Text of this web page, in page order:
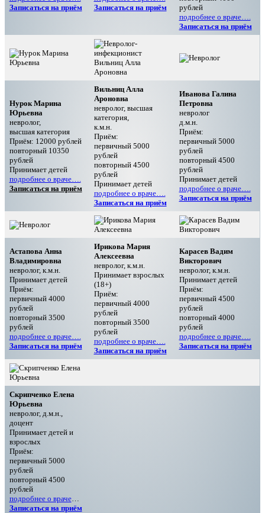
Записаться на приём
Записаться на приём
рублей
подробнее о враче….
Записаться на приём
Нурок Марина
Юрьевна
невролог,
высшая категория
Приём: 12000 рублей
повторный 10350
рублей
Принимает детей
подробнее о враче….
Записаться на приём
Вильниц Алла
Ароновна
невролог, высшая
категория,
к.м.н.
Приём:
первичный 5000
рублей
повторный 4500
рублей
Принимает детей
подробнее о враче….
Записаться на приём
Иванова Галина
Петровна
невролог
д.м.н.
Приём:
первичный 5000
рублей
повторный 4500
рублей
Принимает детей
подробнее о враче….
Записаться на приём
Астапова Анна
Владимировна
невролог, к.м.н.
Принимает детей
Приём:
первичный 4000
рублей
повторный 3500
рублей
подробнее о враче….
Записаться на приём
Ирикова Мария
Алексеевна
невролог, к.м.н.
Принимает взрослых
(18+)
Приём:
первичный 4000
рублей
повторный 3500
рублей
подробнее о враче….
Записаться на приём
Карасев Вадим
Викторович
невролог, к.м.н.
Принимает детей
Приём:
первичный 4500
рублей
повторный 4000
рублей
подробнее о враче….
Записаться на приём
Скрипченко Елена
Юрьевна
невролог, д.м.н.,
доцент
Принимает детей и
взрослых
Приём:
первичный 5000
рублей
повторный 4500
рублей
подробнее о враче…
Записаться на приём